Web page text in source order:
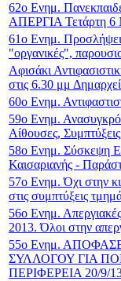
62ο Ενημ.
ΑΠΕΡΓΙΑ Τετάρτη
61ο Ενημ.
"οργανικές",
Αφισάκι
στις 6.30 μμ
60ο Ενημ.
59ο Ενημ.
Αίθουσες,
58ο Ενημ. Σύσκεψη
Καισαριανής -
57ο Ενημ. Όχι στην
στις συμπτύξεις
56ο Ενημ.
2013. Όλοι στην
55ο Ενημ.
ΣΥΛΛΟΓΟΥ ΓΙΑ
ΠΕΡΙΦΕΡΕΙΑ 20/9/